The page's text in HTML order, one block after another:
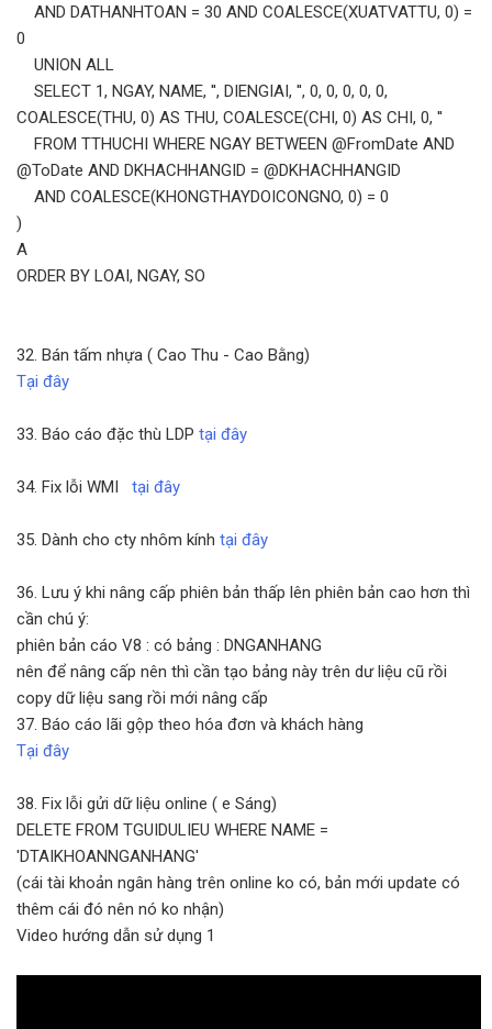
AND DATHANHTOAN = 30 AND COALESCE(XUATVATTU, 0) =
0
UNION ALL
SELECT 1, NGAY, NAME, '', DIENGIAI, '', 0, 0, 0, 0, 0,
COALESCE(THU, 0) AS THU, COALESCE(CHI, 0) AS CHI, 0, ''
FROM TTHUCHI WHERE NGAY BETWEEN @FromDate AND
@ToDate AND DKHACHHANGID = @DKHACHHANGID
AND COALESCE(KHONGTHAYDOICONGNO, 0) = 0
)
A
ORDER BY LOAI, NGAY, SO
32. Bán tấm nhựa ( Cao Thu - Cao Bằng)
Tại đây
33. Báo cáo đặc thù LDP tại đây
34. Fix lỗi WMI tại đây
35. Dành cho cty nhôm kính tại đây
36. Lưu ý khi nâng cấp phiên bản thấp lên phiên bản cao hơn thì
cần chú ý:
phiên bản cáo V8 : có bảng : DNGANHANG
nên để nâng cấp nên thì cần tạo bảng này trên dư liệu cũ rồi
copy dữ liệu sang rồi mới nâng cấp
37. Báo cáo lãi gộp theo hóa đơn và khách hàng
Tại đây
38. Fix lỗi gửi dữ liệu online ( e Sáng)
DELETE FROM TGUIDULIEU WHERE NAME =
'DTAIKHOANNGANHANG'
(cái tài khoản ngân hàng trên online ko có, bản mới update có
thêm cái đó nên nó ko nhận)
Video hướng dẫn sử dụng 1